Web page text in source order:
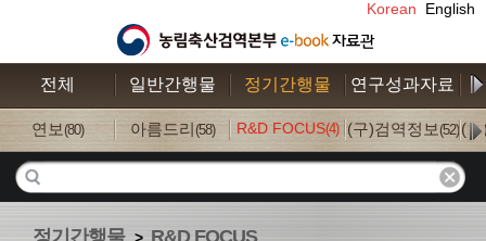
Korean English
전체 일반간행물 정기간행물 연구성과자료
연보(80) 아름드리(58) R&D FOCUS(4) (구)검역정보 (52) (
정기간행물 R&D FOCUS